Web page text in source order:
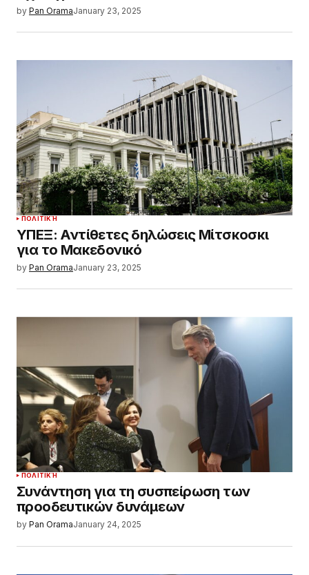
by Pan OramaJanuary 23, 2025
ΠΟΛΙΤΙΚΉ
ΥΠΕΞ: Αντίθετες δηλώσεις Μίτσκοσκι
για το Μακεδονικό
by Pan OramaJanuary 23, 2025
ΠΟΛΙΤΙΚΉ
Συνάντηση για τη συσπείρωση των
προοδευτικών δυνάμεων
by Pan OramaJanuary 24, 2025